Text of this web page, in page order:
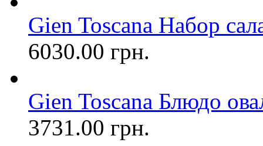
Gien Toscana Набор
6030.00 грн.
Gien Toscana Блюдо
3731.00 грн.